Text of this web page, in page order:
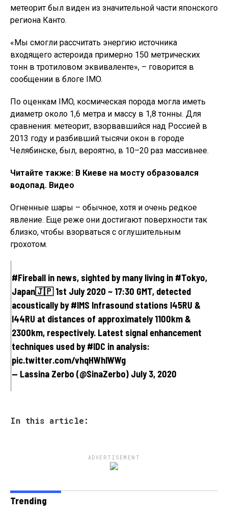
метеорит был виден из значительной части японского
региона Канто.
«Мы смогли рассчитать энергию источника
входящего астероида примерно 150 метрических
тонн в тротиловом эквиваленте», – говорится в
сообщении в блоге IMO.
По оценкам IMO, космическая порода могла иметь
диаметр около 1,6 метра и массу в 1,8 тонны. Для
сравнения: метеорит, взорвавшийся над Россией в
2013 году и разбивший тысячи окон в городе
Челябинске, был, вероятно, в 10–20 раз массивнее.
Читайте также: В Киеве на мосту образовался
водопад. Видео
Огненные шары – обычное, хотя и очень редкое
явление. Еще реже они достигают поверхности так
близко, чтобы взорваться с оглушительным
грохотом.
#Fireball in news, sighted by many living in #Tokyo,
Japan🇯🇵 1st July 2020 ~ 17:30 GMT, detected
acoustically by #IMS Infrasound stations I45RU &
I44RU at distances of approximately 1100km &
2300km, respectively. Latest signal enhancement
techniques used by #IDC in analysis:
pic.twitter.com/vhqHWhlWWg
— Lassina Zerbo (@SinaZerbo) July 3, 2020
In this article:
ADVERTISEMENT
Trending